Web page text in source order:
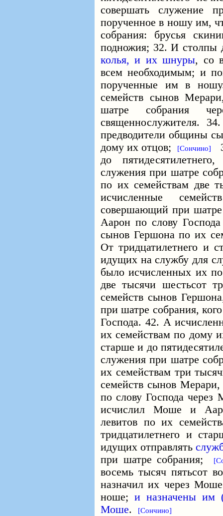
совершать служение
порученное в ношу им,
собрания: брусья
подножия; 32. И столпы
колья, и их шнуры, со
всем необходимым; и
порученные им в
семейств сынов
шатре собрания
священнослужителя.
предводители общины
дому их отцов;
[Сончино]
до
служения при шатре
по их семействам две
исчисленные
совершающий при
Аарон по слову
сынов Гершона по их
От тридцатилетнего и
идущих на службу для
было исчисленных их
две тысячи шестьсот
семейств сынов
при шатре собрания,
Господа. 42. А
их семействам по дому
старше и до
служения при шатре
их семействам три
семейств сынов
по слову Господа
исчислил Моше и
левитов по их
тридцатилетнего и
идущих отправлять
при шатре собрания;
восемь тысяч пятьсот
назначил их через
ноше; и назначены им
Моше. [Сончино]